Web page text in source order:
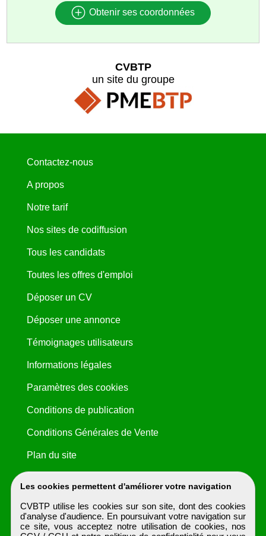
Obtenir ses coordonnées
Les cookies permettent d'améliorer votre navigation
CVBTP utilise les cookies sur son site, dont des cookies
d'analyse d'audience. En poursuivant votre navigation sur
ce site, vous acceptez notre utilisation de cookies, nos
CVBTP
un site du groupe
Contactez-nous
A propos
Notre tarif
Nos sites de codiffusion
Tous les candidats
Toutes les offres d'emploi
Déposer un CV
Déposer une annonce
Témoignages utilisateurs
Informations légales
Paramètres des cookies
Conditions de publication
Conditions Générales de Vente
Plan du site